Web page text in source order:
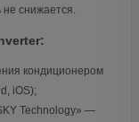
снижается.
кондиционером
iOS);
Technology» —